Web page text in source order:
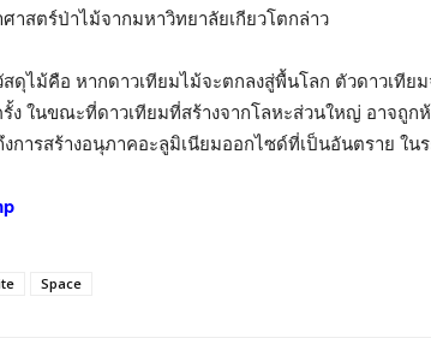
าสตร์ป่าไม้จากมหาวิทยาลัยเกียวโตกล่าว
ดุไม้คือ หากดาวเทียมไม้จะตกลงสู่พื้นโลก ตัวดาวเทีย
ง ในขณะที่ดาวเทียมที่สร้างจากโลหะส่วนใหญ่ อาจถูก
ารสร้างอนุภาคอะลูมิเนียมออกไซด์ที่เป็นอันตราย ในร
Space